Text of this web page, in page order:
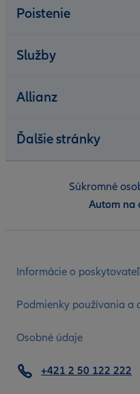
Poistenie
Služby
Allianz
Ďalšie stránky
Informácie o
Podmienky používania a
Osobné údaje
+421 2 50 122 222
Súkromné
Autom na